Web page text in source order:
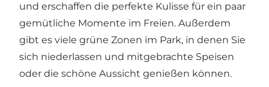
und erschaffen die perfekte Kulisse für ein paar
gemütliche Momente im Freien. Außerdem
gibt es viele grüne Zonen im Park, in denen Sie
sich niederlassen und mitgebrachte Speisen
oder die schöne Aussicht genießen können.